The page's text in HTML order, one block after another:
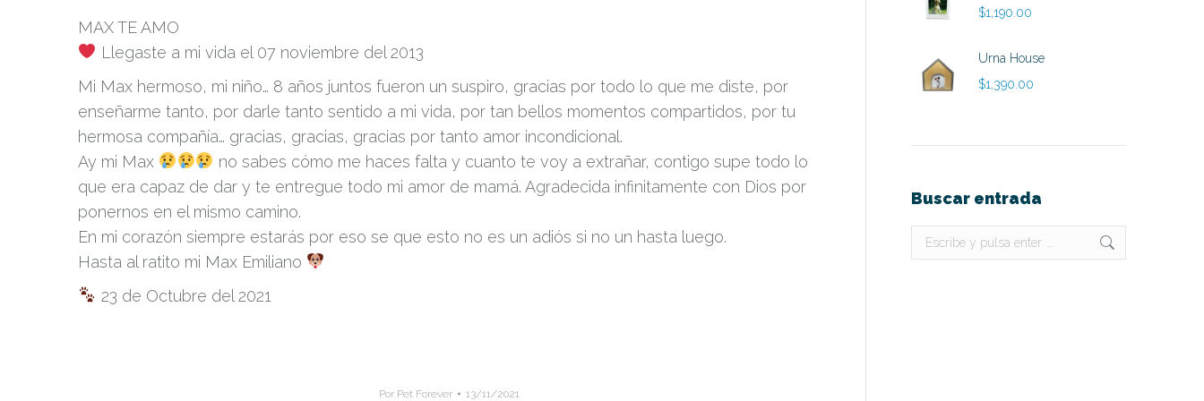
MAX TE AMO
Llegaste a mi vida el 07 noviembre del 2013
Mi Max hermoso, mi niño… 8 años juntos fueron un suspiro, gracias por todo lo que me diste, por
enseñarme tanto, por darle tanto sentido a mi vida, por tan bellos momentos compartidos, por tu
hermosa compañía… gracias, gracias, gracias por tanto amor incondicional.
Ay mi Max
no sabes cómo me haces falta y cuanto te voy a extrañar, contigo supe todo lo
que era capaz de dar y te entregue todo mi amor de mamá. Agradecida infinitamente con Dios por
ponernos en el mismo camino.
En mi corazón siempre estarás por eso se que esto no es un adiós si no un hasta luego.
Hasta al ratito mi Max Emiliano
23 de Octubre del 2021
Por Pet Forever 13/11/2021
$1,190.00
Urna House
$1,390.00
Buscar entrada
Buscar: